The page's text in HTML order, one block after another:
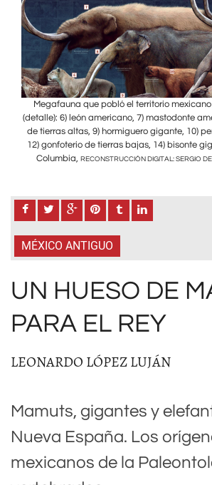
Megafauna que pobló el territorio
(detalle): 6) león americano, 7) mastodonte
de tierras altas, 9) hormiguero gigante, 10)
12) gonfoterio de tierras bajas, 14) bisonte
Columbia, RECONSTRUCCIÓN DIGITAL: SERGIO
MÉXICO ANTIGUO
UN HUESO DE
PARA EL REY
LEONARDO LÓPEZ LUJÁN
Mamuts, gigantes y
Nueva España. Los
mexicanos de la